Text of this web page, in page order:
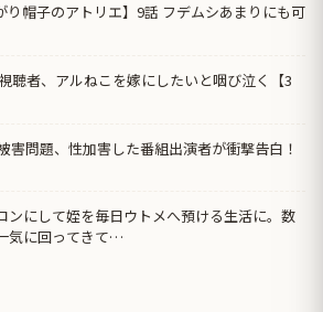
り帽子のアトリエ】9話 フデムシあまりにも可
聴者、アルねこを嫁にしたいと咽び泣く【3
害問題、性加害した番組出演者が衝撃告白！
ンにして姪を毎日ウトメへ預ける生活に。数
気に回ってきて…